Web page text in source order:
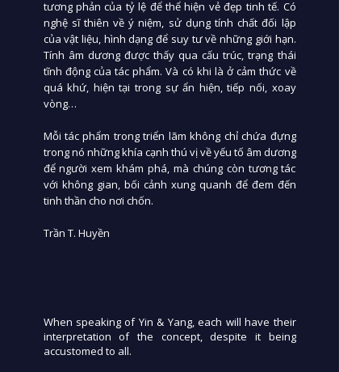
tương phản của tỷ lệ để thể hiện vẻ đẹp tinh tế. Có
nghệ sĩ thiên về ý niệm, sử dụng tính chất đối lập
của vật liệu, hình dạng để suy tư về những giới hạn.
Tính âm dương được thấy qua cấu trúc, trạng thái
tĩnh động của tác phẩm. Và có khi là ở cảm thức về
quá khứ, hiện tại trong sự ẩn hiện, tiếp nối, xoay
vòng…
Mỗi tác phẩm trong triển lãm không chỉ chứa đựng
trong nó những khía cạnh thú vị về yếu tố âm dương
để người xem khám phá, mà chúng còn tương tác
với không gian, bối cảnh xung quanh để đem đến
tinh thần cho nơi chốn.
Trần T. Huyền
When speaking of Yin & Yang, each will have their
interpretation of the concept, despite it being
accustomed to all.